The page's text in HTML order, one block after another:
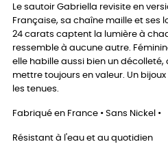
Le sautoir Gabriella revisite en
Française, sa chaîne maille et ses
24 carats captent la lumière à
ressemble à aucune autre.
elle habille aussi bien un décolleté,
mettre toujours en valeur. Un
les tenues.
Fabriqué en France • Sans Nickel •
Résistant à l'eau et au quotidien